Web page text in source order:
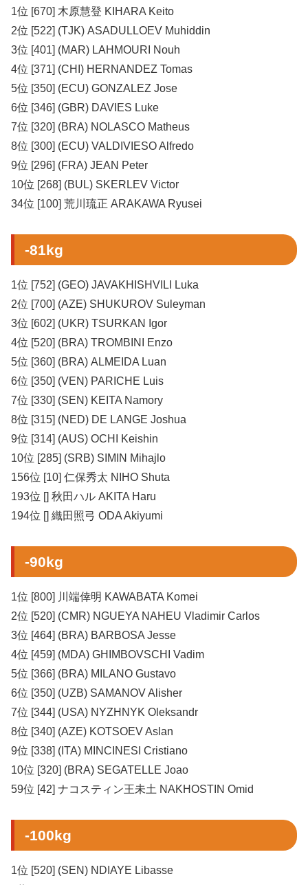
1位 [670] 木原慧登 KIHARA Keito
2位 [522] (TJK) ASADULLOEV Muhiddin
3位 [401] (MAR) LAHMOURI Nouh
4位 [371] (CHI) HERNANDEZ Tomas
5位 [350] (ECU) GONZALEZ Jose
6位 [346] (GBR) DAVIES Luke
7位 [320] (BRA) NOLASCO Matheus
8位 [300] (ECU) VALDIVIESO Alfredo
9位 [296] (FRA) JEAN Peter
10位 [268] (BUL) SKERLEV Victor
34位 [100] 荒川琉正 ARAKAWA Ryusei
-81kg
1位 [752] (GEO) JAVAKHISHVILI Luka
2位 [700] (AZE) SHUKUROV Suleyman
3位 [602] (UKR) TSURKAN Igor
4位 [520] (BRA) TROMBINI Enzo
5位 [360] (BRA) ALMEIDA Luan
6位 [350] (VEN) PARICHE Luis
7位 [330] (SEN) KEITA Namory
8位 [315] (NED) DE LANGE Joshua
9位 [314] (AUS) OCHI Keishin
10位 [285] (SRB) SIMIN Mihajlo
156位 [10] 仁保秀太 NIHO Shuta
193位 [] 秋田ハル AKITA Haru
194位 [] 織田照弓 ODA Akiyumi
-90kg
1位 [800] 川端倖明 KAWABATA Komei
2位 [520] (CMR) NGUEYA NAHEU Vladimir Carlos
3位 [464] (BRA) BARBOSA Jesse
4位 [459] (MDA) GHIMBOVSCHI Vadim
5位 [366] (BRA) MILANO Gustavo
6位 [350] (UZB) SAMANOV Alisher
7位 [344] (USA) NYZHNYK Oleksandr
8位 [340] (AZE) KOTSOEV Aslan
9位 [338] (ITA) MINCINESI Cristiano
10位 [320] (BRA) SEGATELLE Joao
59位 [42] ナコスティン王未土 NAKHOSTIN Omid
-100kg
1位 [520] (SEN) NDIAYE Libasse